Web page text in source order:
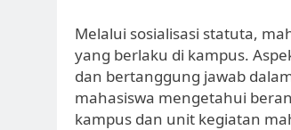
Melalui sosialisasi statuta,
yang berlaku di kampus.
dan bertanggung jawab
mahasiswa mengetahui
kampus dan unit kegiatan